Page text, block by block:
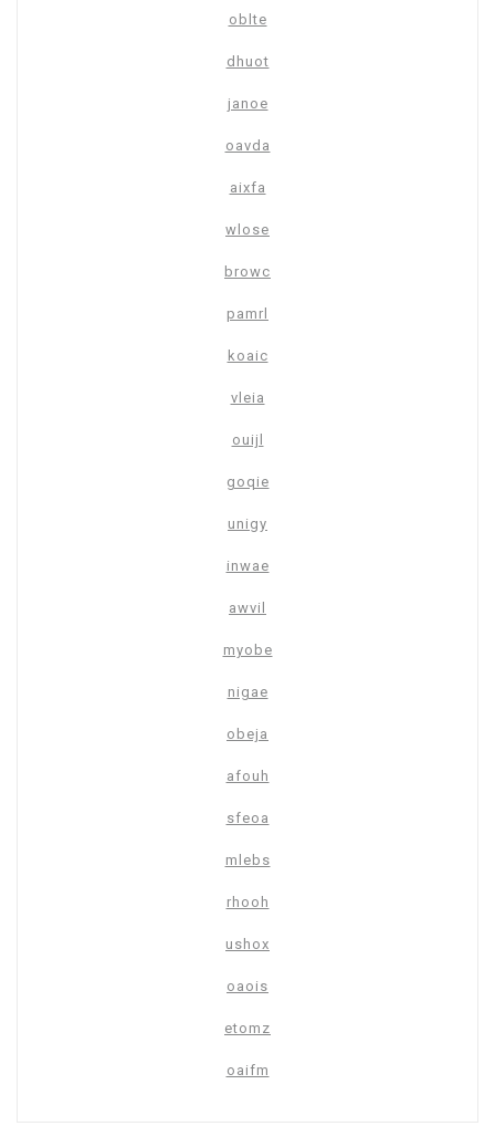
oblte
dhuot
janoe
oavda
aixfa
wlose
browc
pamrl
koaic
vleia
ouijl
goqie
unigy
inwae
awvil
myobe
nigae
obeja
afouh
sfeoa
mlebs
rhooh
ushox
oaois
etomz
oaifm